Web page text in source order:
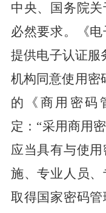
中央、国务院
必然要求。
《电
提供电子认证服
机构同意使用密
的《商用密码
定：“采用商用
应当具有与使
施、专业人员
取得国家密码